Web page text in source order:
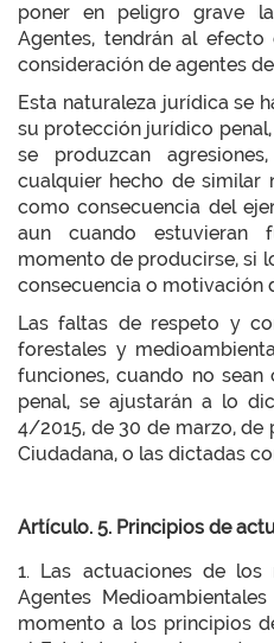
poner en peligro grave
Agentes, tendrán al
consideración de agentes
Esta naturaleza jurídica se
su protección jurídico
se produzcan
cualquier hecho de similar
como consecuencia del
aun cuando
momento de producirse, si
consecuencia o motivación
Las faltas de respeto y
forestales y
funciones, cuando no
penal, se ajustarán a lo
4/2015, de 30 de marzo,
Ciudadana, o las dictadas
Artículo. 5. Principios de
1. Las actuaciones de
Agentes
momento a los principios